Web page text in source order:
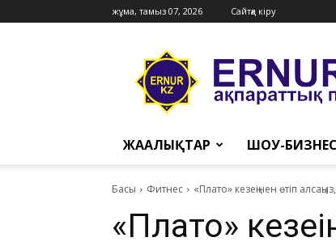
жұма, тамыз 07, 2026 Сайтқа кіру
Ernur
Press
ЖАҢАЛЫҚТАР ШОУ-БИЗНЕС
Басы Фитнес «Плато» кезеңінен өтіп
«Плато»